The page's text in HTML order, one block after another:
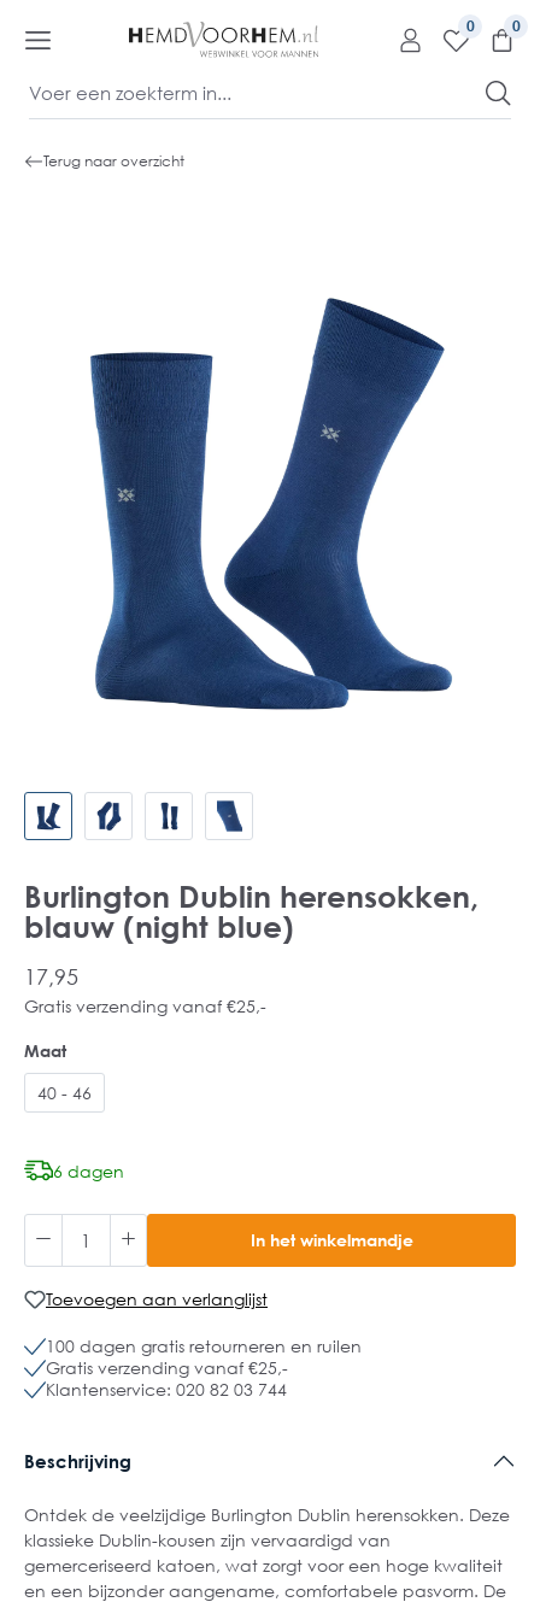
0
Terug naar overzicht
Burlington Dublin herensokken,
blauw (night blue)
17,95
Gratis verzending vanaf €25,-
Maat
40 - 46
6 dagen
In het winkelmandje
Toevoegen aan verlanglijst
100 dagen gratis retourneren en ruilen
Gratis verzending vanaf €25,-
Klantenservice: 020 82 03 744
Beschrijving
Ontdek de veelzijdige Burlington Dublin herensokken. Deze
klassieke Dublin-kousen zijn vervaardigd van
gemerceriseerd katoen, wat zorgt voor een hoge kwaliteit
en een bijzonder aangename, comfortabele pasvorm. De